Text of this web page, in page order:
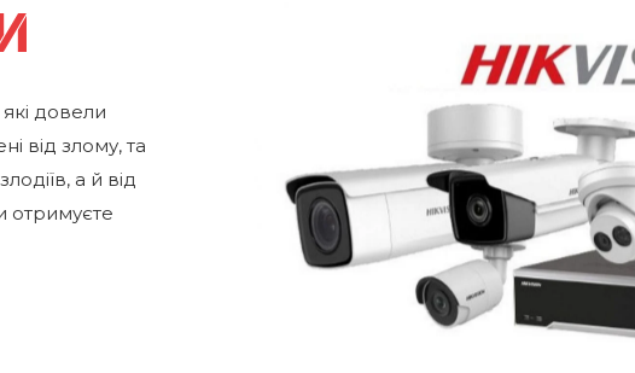
довели
від злому, та
а й від
отримуєте